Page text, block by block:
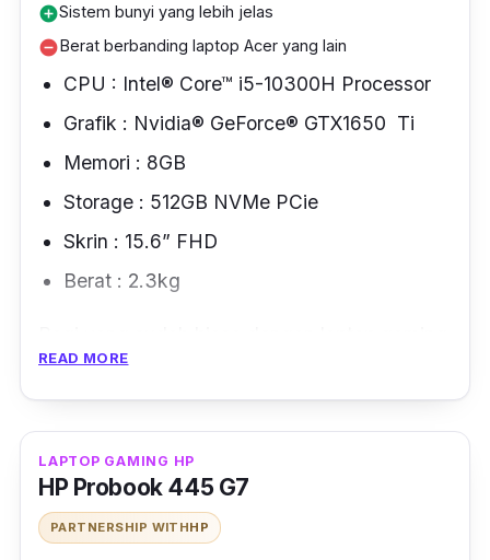
add_circleSistem bunyi yang lebih jelas
remove_circleBerat berbanding laptop Acer yang lain
CPU : Intel® Core™ i5-10300H Processor
Grafik : Nvidia® GeForce® GTX1650 Ti
Memori : 8GB
Storage : 512GB NVMe PCie
Skrin : 15.6” FHD
Berat : 2.3kg
dari Acer pasti kurang teruja melihat reka
bentuk Acer Nitro 5 ini kerana lebih kurang
sama dengan yang sebelum.
Cuma tak dapat dinafikan, reka bentuk laptop
dari Acer memangstylo
gaming.
READ MORE
LAPTOP GAMING HP
HP Probook 445 G7
PARTNERSHIP WITHHP